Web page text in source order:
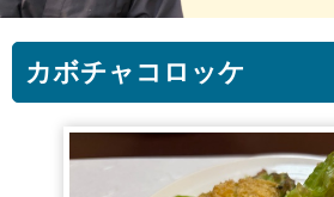
カボチャコロッケ